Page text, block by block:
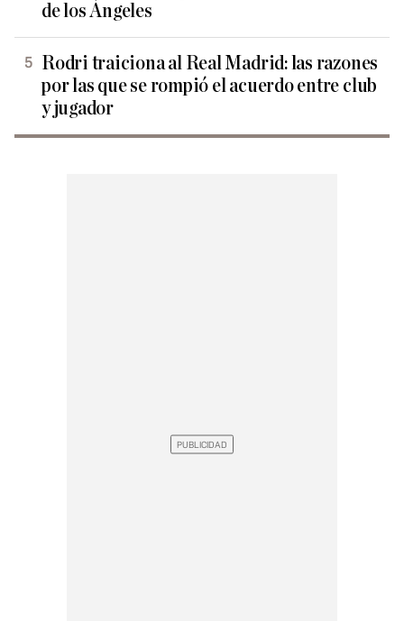
de los Ángeles
Rodri traiciona al Real Madrid: las razones
por las que se rompió el acuerdo entre club
y jugador